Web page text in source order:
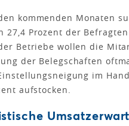
kommenden Monaten
27,4 Prozent der
Betriebe wollen die
der Belegschaften
im
aufstocken.